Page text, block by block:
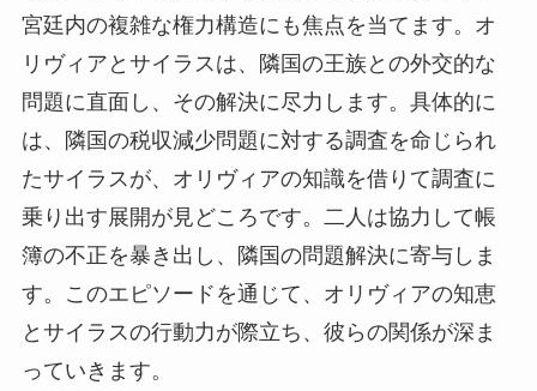
宮廷内の複雑な権力構造にも焦点を当てます。オ
リヴィアとサイラスは、隣国の王族との外交的な
問題に直面し、その解決に尽力します。具体的に
は、隣国の税収減少問題に対する調査を命じられ
たサイラスが、オリヴィアの知識を借りて調査に
乗り出す展開が見どころです。二人は協力して帳
簿の不正を暴き出し、隣国の問題解決に寄与しま
す。このエピソードを通じて、オリヴィアの知恵
とサイラスの行動力が際立ち、彼らの関係が深ま
っていきます。